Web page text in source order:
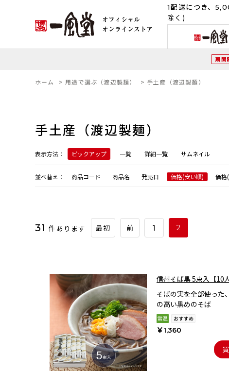
1配送につき、
除く)
期間
ホーム > 用途で選ぶ（渡辺製麺） > 手土産（渡辺製麺）
手土産（渡辺製麺）
表示方法： ピックアップ 一覧 詳細一覧 サムネイル
並べ替え： 商品コード 商品名 発売日 価格(安い順) 価格
31 件あります 最初 前 1 2
信州そば黒 5束入【10
そばの実を全部使った
の高い黒めのそば
￥1,360